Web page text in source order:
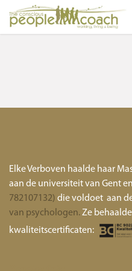
Overslaan naar inhoud
Elke Verboven haalde haar
aan de universiteit van Gent
782107132) die voldoet aan
van psychologen.Ze
kwaliteitscertificaten: